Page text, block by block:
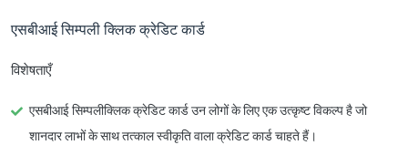
एसबीआई सिम्पली क्लिक क्रेडिट कार्ड
विशेषताएँ
एसबीआई सिम्पलीक्लिक क्रेडिट कार्ड उन लोगों के लिए एक उत्कृष्ट विकल्प है जो
शानदार लाभों के साथ तत्काल स्वीकृति वाला क्रेडिट कार्ड चाहते हैं।